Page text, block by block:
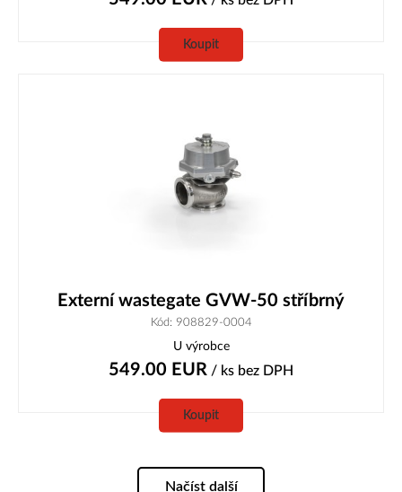
Koupit
Externí wastegate GVW-50 stříbrný
Kód: 908829-0004
U výrobce
549.00 EUR / ks bez DPH
Koupit
Načíst další